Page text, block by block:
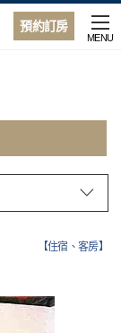
預約訂房
MENU
【住宿、客房】